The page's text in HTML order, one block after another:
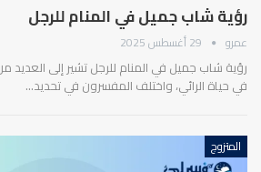
رؤية شاب جميل في المنام للرجل
عمرو 29 أغسطس 2025
رؤية شاب جميل في المنام للرجل تشير إلى
في حياة الرائي، واختلف المفسرون في تحديد…
المتزوج